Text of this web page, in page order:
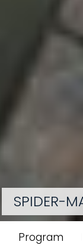
SPIDER-
Program